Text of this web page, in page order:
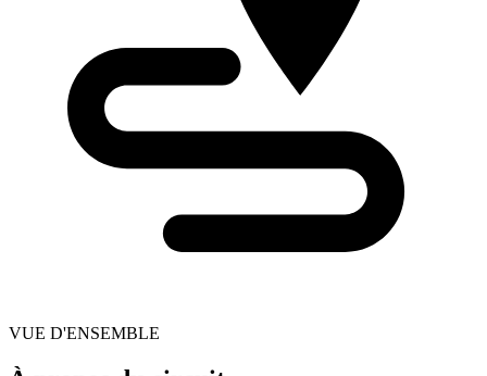
VUE D'ENSEMBLE